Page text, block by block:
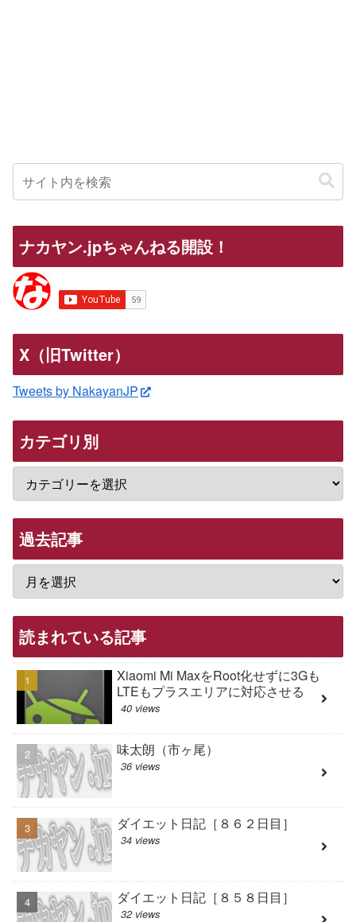
ナカヤン.jpちゃんねる開設！
X（旧Twitter）
Tweets by NakayanJP
カテゴリ別
過去記事
読まれている記事
Xiaomi Mi MaxをRoot化せずに3Gも
LTEもプラスエリアに対応させる
40 views
味太朗（市ヶ尾）
36 views
ダイエット日記［８６２日目］
34 views
ダイエット日記［８５８日目］
32 views